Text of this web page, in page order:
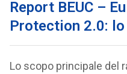
Report BEUC –
Protection 2.0:
Lo scopo principale del